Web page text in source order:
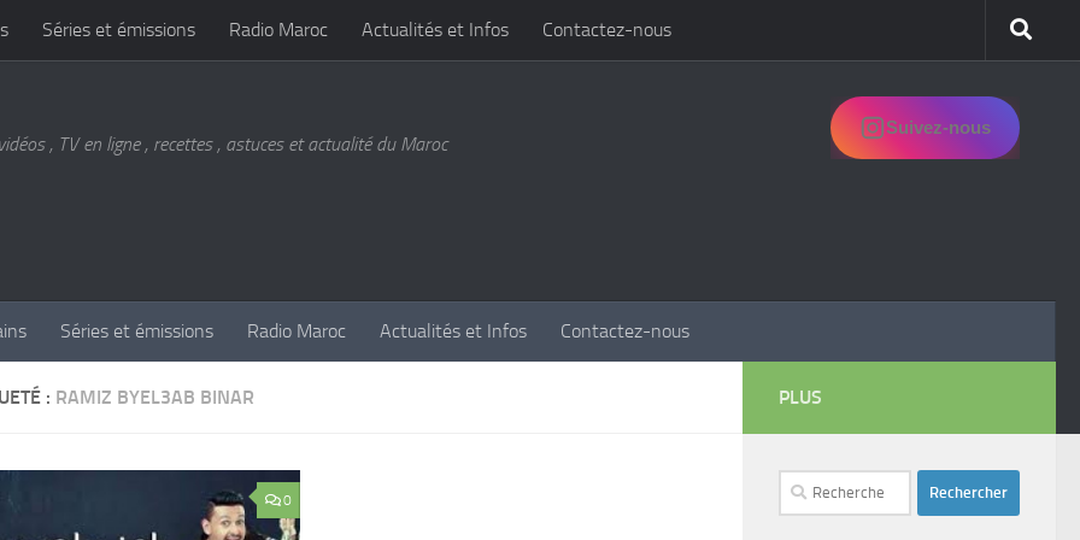
Séries et émissions Radio Maroc Actualités et Infos Contactez-nous
, TV en ligne , recettes , astuces et actualité du Maroc
Suivez-nous
Séries et émissions Radio Maroc Actualités et Infos Contactez-nous
: RAMIZ BYEL3AB BINAR
0
PLUS
Rechercher :